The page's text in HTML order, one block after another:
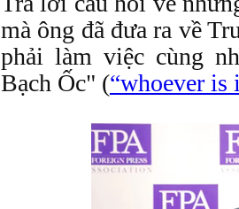
mà ông đã đưa ra về
phải làm việc cùng
Bạch Ốc" (“whoever is